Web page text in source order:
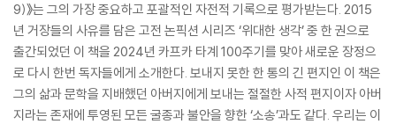
9)》는 그의 가장 중요하고 포괄적인 자전적 기록으로 평가받는다. 2015
년 거장들의 사유를 담은 고전 논픽션 시리즈 ‘위대한 생각’ 중 한 권으로
출간되었던 이 책을 2024년 카프카 타계 100주기를 맞아 새로운 장정으
로 다시 한번 독자들에게 소개한다. 보내지 못한 한 통의 긴 편지인 이 책은
그의 삶과 문학을 지배했던 아버지에게 보내는 절절한 사적 편지이자 아버
지라는 존재에 투영된 모든 굴종과 불안을 향한 ‘소송’과도 같다. 우리는 이